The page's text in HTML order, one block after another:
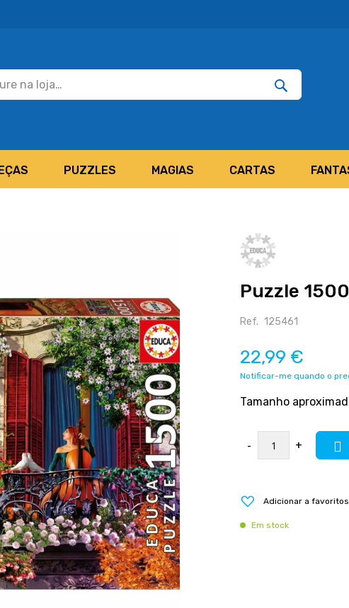
Pesquisar Pesquisar
PUZZLES MAGIAS CARTAS
Puzzle
Ref. 125461
22,99 €
Notificar-me quando o
Tamanho
- +
Adicionar a favoritos
Em stock